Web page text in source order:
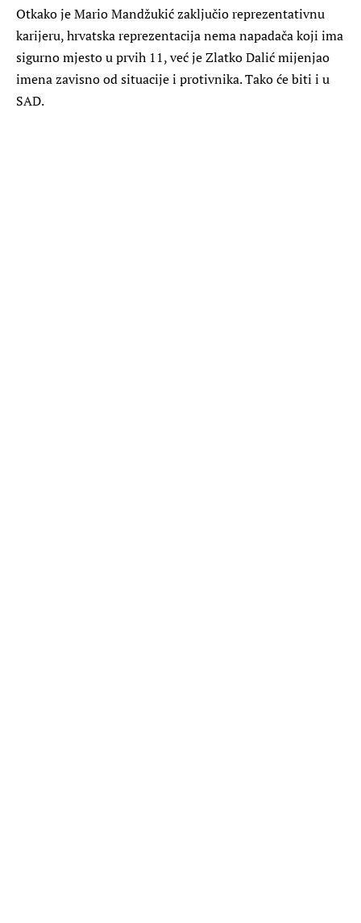
Otkako je Mario Mandžukić zaključio reprezentativnu
karijeru, hrvatska reprezentacija nema napadača koji ima
sigurno mjesto u prvih 11, već je Zlatko Dalić mijenjao
imena zavisno od situacije i protivnika. Tako će biti i u
SAD.